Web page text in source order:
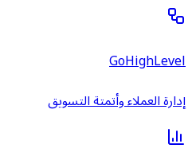
GoHighLevel
إدارة العملاء وأتمتة التسويق